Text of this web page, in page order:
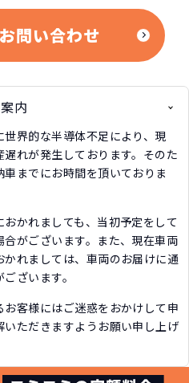
お問い合わせ
内
界的な半導体不足により、現
れが発生しております。そのた
までにお時間を頂いておりま
かれましても、当初予定をして
がございます。また、現在車両
れましては、車両のお届けに通
ざいます。
客様にはご迷惑をおかけして申
ただきますようお願い申し上げ